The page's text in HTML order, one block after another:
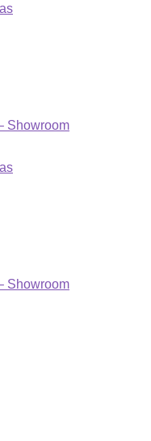
Showroom
Showroom